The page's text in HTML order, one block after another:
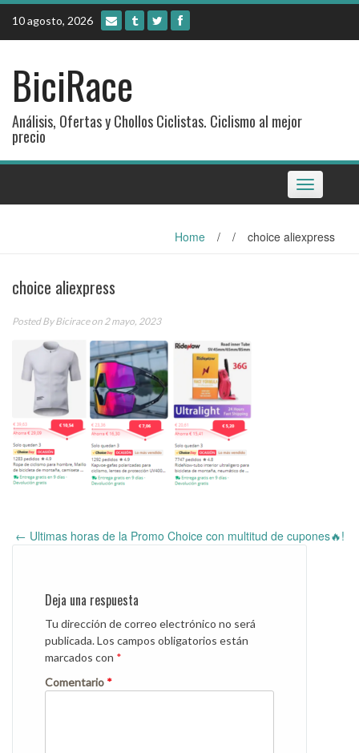
Skip
content
10 agosto, 2026
BiciRace
Análisis, Ofertas y Chollos Ciclistas. Ciclismo al mejor
precio
Toggle
navigation
Home / / choice aliexpress
choice aliexpress
Posted ByBiciraceon 2 mayo, 2023
Post
← Ultimas horas de la Promo Choice con multitud de cupones🔥!
Deja una respuesta
Tu dirección de correo electrónico no será
publicada.Los campos obligatorios están
marcados con *
Comentario *